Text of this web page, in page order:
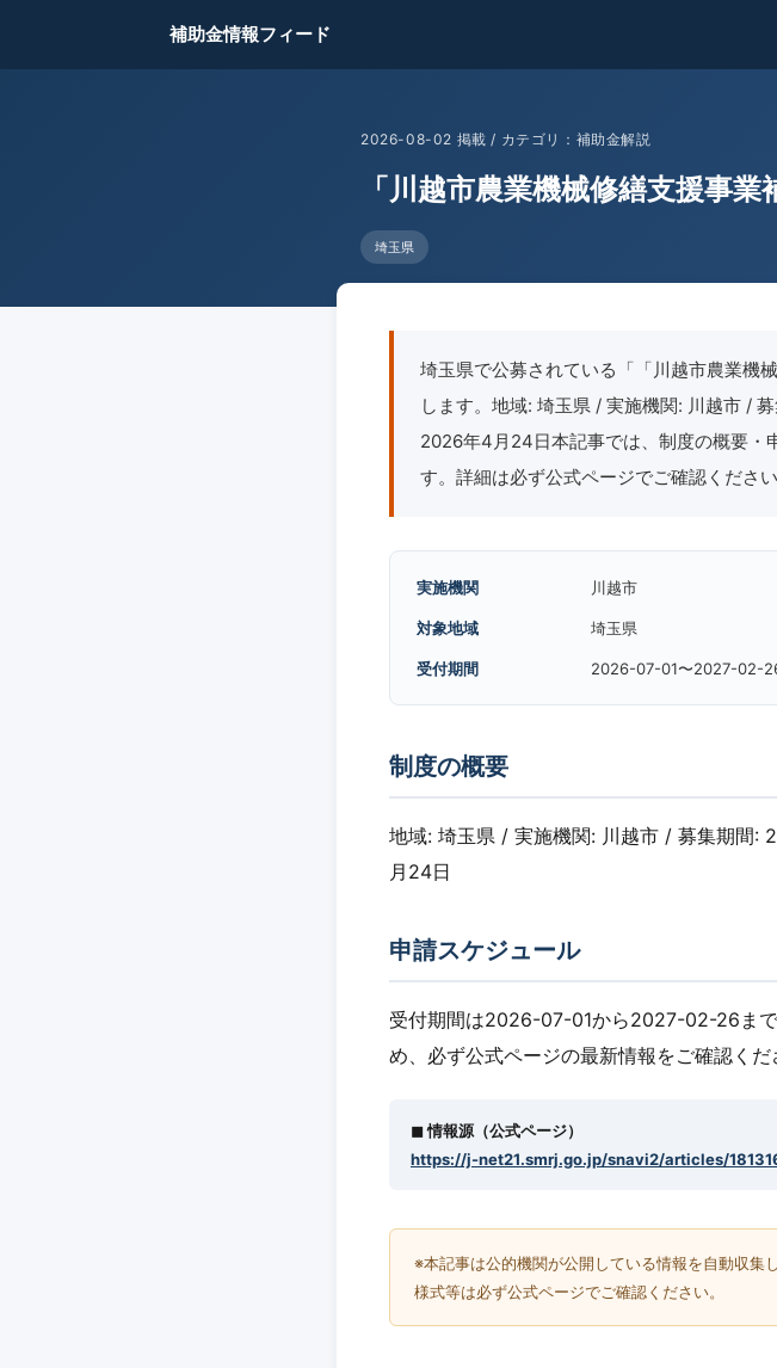
補助金情報フィード
2026-08-02 掲載 / カテゴリ：補助金解説
「川越市農業機械修繕支援事業
埼玉県
埼玉県で公募されている「「川越市農業機
します。地域: 埼玉県 / 実施機関: 川越市 /
2026年4月24日本記事では、制度の概要・
す。詳細は必ず公式ページでご確認ください
実施機関 川越市
対象地域 埼玉県
受付期間 2026-07-01〜2027-02-
制度の概要
地域: 埼玉県 / 実施機関: 川越市 / 募集期間
月24日
申請スケジュール
受付期間は2026-07-01から2027-02-26ま
め、必ず公式ページの最新情報をご確認くだ
◼︎ 情報源（公式ページ）
https://j-net21.smrj.go.jp/snavi2/articles/
※本記事は公的機関が公開している情報を自動収集
様式等は必ず公式ページでご確認ください。